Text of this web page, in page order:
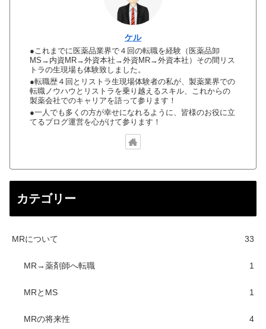
ケル
●これまでに医薬品業界で４回の転職を経験（医薬品卸
MS→内資MR→外資本社→外資MR→外資本社）その間リス
トラの生現場も体験致しました。
●転職歴４回とリストラ生現場体験者の私が、製薬業界での
転職ノウハウとリストラを乗り越えるスキル、これからの
製薬会社でのキャリアを語って参ります！
●一人でも多くの方が幸せになれるように、皆様のお役に立
てるブログ運営を心がけて参ります！
カテゴリー
MRについて 33
MR→薬剤師へ転職 1
MRとMS 1
MRの将来性 4